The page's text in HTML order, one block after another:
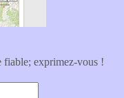
fiable; exprimez-vous !